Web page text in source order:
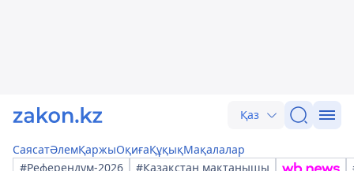
Қаз
СаясатӘлемҚаржыОқиғаҚұқықМақалалар
#Референдум-2026
#Қазақстан мақтанышы